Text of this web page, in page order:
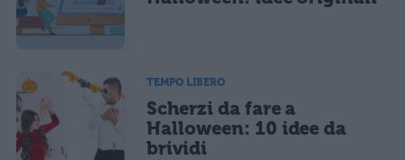
Acconsento all'uso dei miei dati da parte di terzi per finalità di
marketing diretto con modalità automatizzate o tradizionali
TEMPO LIBERO
Scherzi da fare a
Halloween: 10 idee da
brividi